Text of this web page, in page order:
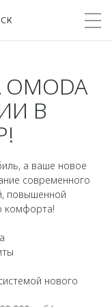
В
а ваше новое
современного
повышенной
комфорта!
нового